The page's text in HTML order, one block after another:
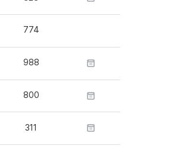
774
988
800
311